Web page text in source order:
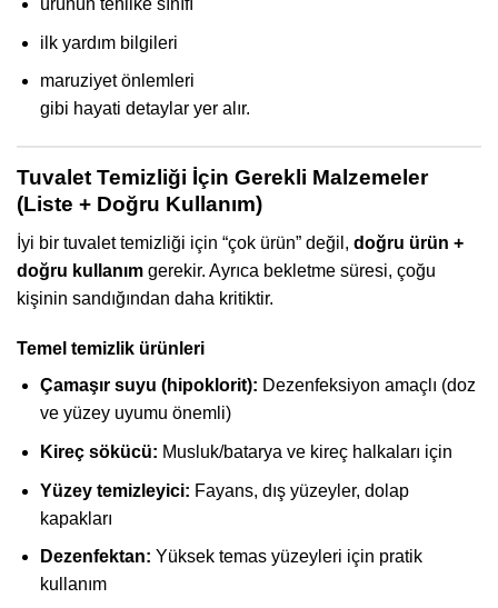
ürünün tehlike sınıfı
ilk yardım bilgileri
maruziyet önlemleri
gibi hayati detaylar yer alır.
Tuvalet Temizliği İçin Gerekli Malzemeler
(Liste + Doğru Kullanım)
İyi bir tuvalet temizliği için “çok ürün” değil, doğru ürün +
doğru kullanım gerekir. Ayrıca bekletme süresi, çoğu
kişinin sandığından daha kritiktir.
Temel temizlik ürünleri
Çamaşır suyu (hipoklorit): Dezenfeksiyon amaçlı (doz
ve yüzey uyumu önemli)
Kireç sökücü: Musluk/batarya ve kireç halkaları için
Yüzey temizleyici: Fayans, dış yüzeyler, dolap
kapakları
Dezenfektan: Yüksek temas yüzeyleri için pratik
kullanım